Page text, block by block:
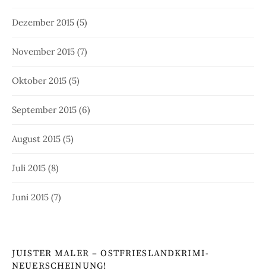
Dezember 2015 (5)
November 2015 (7)
Oktober 2015 (5)
September 2015 (6)
August 2015 (5)
Juli 2015 (8)
Juni 2015 (7)
JUISTER MALER – OSTFRIESLANDKRIMI-
NEUERSCHEINUNG!